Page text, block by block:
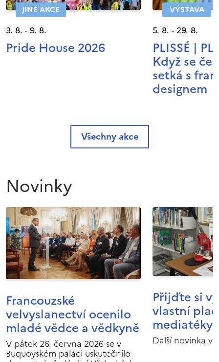
JINÉ AKCE
3. 8. - 9. 8.
Pride House 2026
VÝSTAVA
5. 8. - 29. 8.
PLISSÉ |
Když se
setká s
designem
Všechny akce
Novinky
Francouzské
velvyslanectví ocenilo
mladé vědce a vědkyně
V pátek 26. června 2026 se v
Buquoyském paláci uskutečnilo
Přijďte si
vlastní
mediatéky
Další novinka v